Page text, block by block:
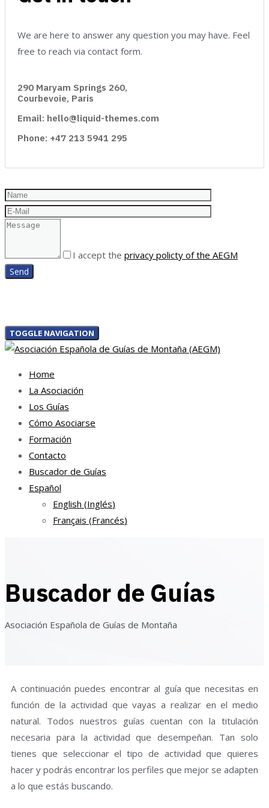
We are here to answer any question you may have. Feel
free to reach via contact form.
290 Maryam Springs 260,
Courbevoie, Paris
Email: hello@liquid-themes.com
Phone: +47 213 5941 295
I accept the privacy policty of the AEGM
TOGGLE NAVIGATION
Home
La Asociación
Los Guías
Cómo Asociarse
Formación
Contacto
Buscador de Guías
Español
English (Inglés)
Français (Francés)
Buscador de Guías
Asociación Española de Guías de Montaña
A continuación puedes encontrar al guía que necesitas en
función de la actividad que vayas a realizar en el medio
natural. Todos nuestros guías cuentan con la titulación
necesaria para la actividad que desempeñan. Tan solo
tienes que seleccionar el tipo de actividad que quieres
hacer y podrás encontrar los perfiles que mejor se adapten
a lo que estás buscando.